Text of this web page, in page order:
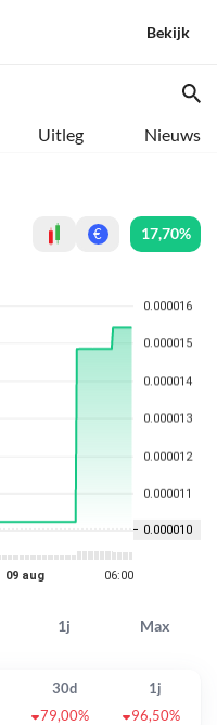
Bekijk
Uitleg Nieuws
€ 17,70%
1j Max
30d
1j
79,00% 96,50%